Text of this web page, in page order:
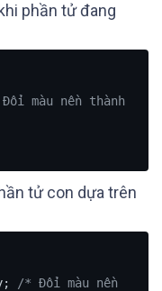
phần tử đang
màu nền thành
tử con dựa trên
/* Đổi màu nền